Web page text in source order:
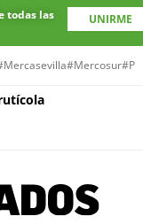
todas las
UNIRME
#Mercosur